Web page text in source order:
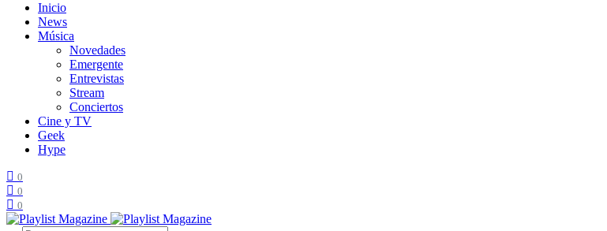
Inicio
News
Música
Novedades
Emergente
Entrevistas
Stream
Conciertos
Cine y TV
Geek
Hype
0
0
0